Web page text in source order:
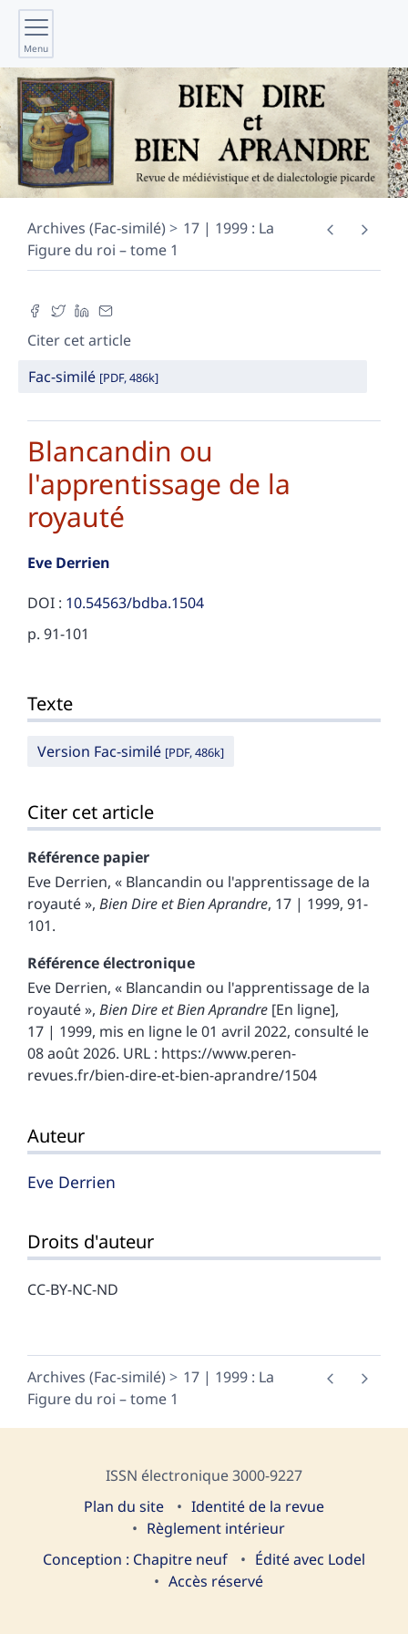
Menu
Archives (Fac-similé)
17 | 1999 : La
Figure du roi – tome 1
Citer cet article
Fac-similé [PDF, 486k]
Blancandin ou
l'apprentissage de la
royauté
Eve Derrien
DOI : 10.54563/bdba.1504
p. 91-101
Citer cet article
Auteur
Texte
Version Fac-similé [PDF, 486k]
Citer cet article
Référence papier
Eve Derrien, « Blancandin ou l'apprentissage de la
royauté », Bien Dire et Bien Aprandre, 17 | 1999, 91-
101.
Référence électronique
Eve Derrien, « Blancandin ou l'apprentissage de la
royauté », Bien Dire et Bien Aprandre [En ligne],
17 | 1999, mis en ligne le 01 avril 2022, consulté le
08 août 2026. URL : https://www.peren-
revues.fr/bien-dire-et-bien-aprandre/1504
Auteur
Eve Derrien
Droits d'auteur
CC-BY-NC-ND
Archives (Fac-similé)
17 | 1999 : La
Figure du roi – tome 1
ISSN électronique 3000-9227
Plan du site
Identité de la revue
Règlement intérieur
Conception : Chapitre neuf
Édité avec Lodel
Accès réservé